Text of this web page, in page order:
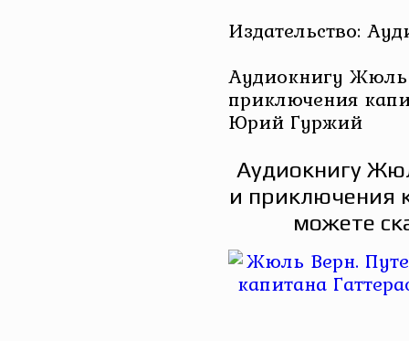
Издательство:
Аудиокнигу Жюль
приключения
Юрий Гуржий
Аудиокнигу
и приключения
можете